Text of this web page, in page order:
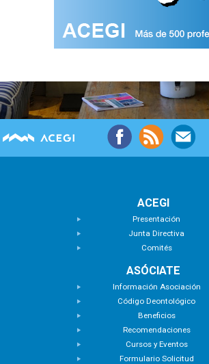
ACEGI
Presentación
Junta Directiva
Comités
ASÓCIATE
Información Asociación
Código Deontológico
Beneficios
Recomendaciones
Cursos y Eventos
Formulario Solicitud